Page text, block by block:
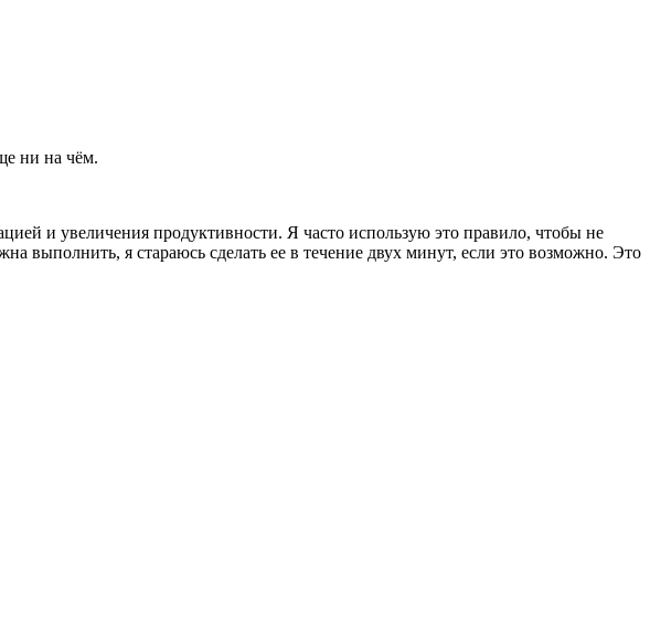
ни на чём.
и увеличения продуктивности. Я часто использую это правило, чтобы не
выполнить, я стараюсь сделать ее в течение двух минут, если это возможно. Это